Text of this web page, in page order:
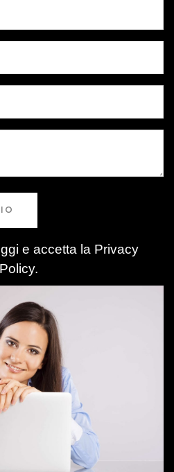
e accetta la Privacy
Policy.